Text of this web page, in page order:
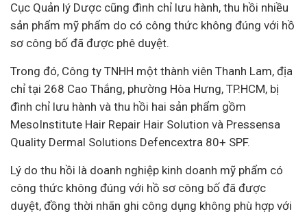
Cục Quản lý Dược cũng đình chỉ lưu hành, thu hồi nhiều
sản phẩm mỹ phẩm do có công thức không đúng với hồ
sơ công bố đã được phê duyệt.
Trong đó, Công ty TNHH một thành viên Thanh Lam, địa
chỉ tại 268 Cao Thắng, phường Hòa Hưng, TP.HCM, bị
đình chỉ lưu hành và thu hồi hai sản phẩm gồm
MesoInstitute Hair Repair Hair Solution và Pressensa
Quality Dermal Solutions Defencextra 80+ SPF.
Lý do thu hồi là doanh nghiệp kinh doanh mỹ phẩm có
công thức không đúng với hồ sơ công bố đã được
duyệt, đồng thời nhãn ghi công dụng không phù hợp với